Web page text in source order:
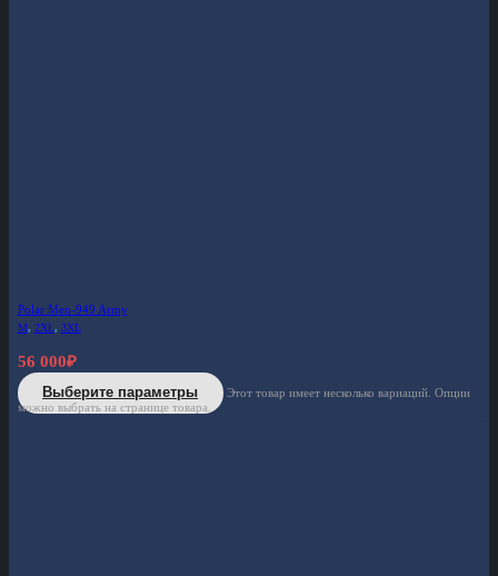
Polar Men-949 Army
M, 2XL, 3XL
56 000₽
Выберите параметры
Этот товар имеет несколько вариаций. Опции
можно выбрать на странице товара.